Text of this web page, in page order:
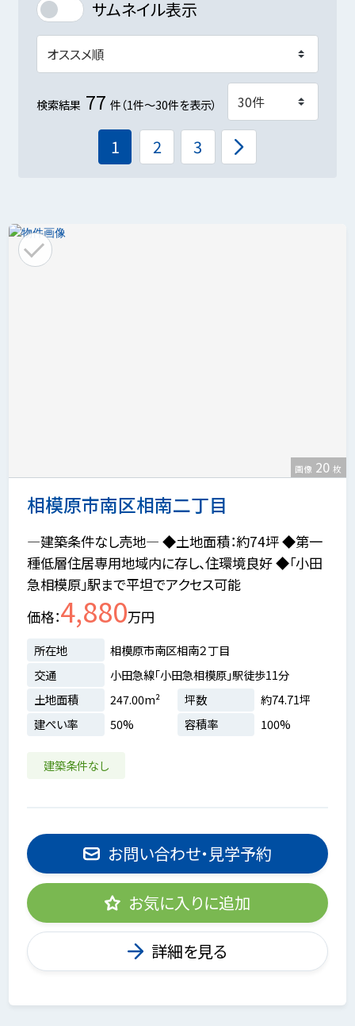
サムネイル表示
検索結果 77 件（1件～30件を表示）
1 2 3
相模原市南区相南二丁目
画像 20 枚
―建築条件なし売地― ◆土地面積：約74坪 ◆第一
種低層住居専用地域内に存し、住環境良好 ◆「小田
急相模原」駅まで平坦でアクセス可能
価格 4,880万円
所在地
相模原市南区相南２丁目
交通
小田急線「小田急相模原」駅徒歩11分
土地面積
247.00m² 坪数
約74.71坪
建ぺい率
50% 容積率 100%
建築条件なし
お問い合わせ・見学予約
お気に入りに追加
詳細を見る